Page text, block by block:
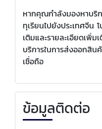
หากคุณกำลังมองหาบริ
ทุเรียนไปยังประเทศจีน
เติมและรายละเอียดเพิ่ม
บริการในการส่งออกสิ
เชื่อถือ
ข้อมูลติดต่อ